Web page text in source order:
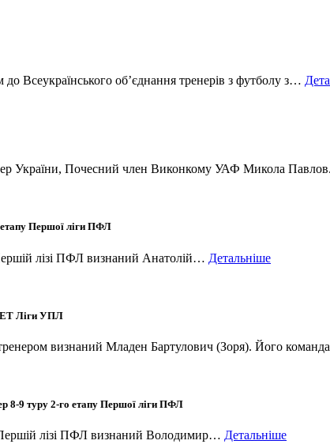
Всеукраїнського об’єднання тренерів з футболу з…
України, Почесний член Виконкому УАФ Микола
етапу Першої ліги ПФЛ
лізі ПФЛ визнаний Анатолій… Детальніше
Ліги УПЛ
визнаний Младен Бартулович (Зоря). Його
8-9 туру 2-го етапу Першої ліги ПФЛ
лізі ПФЛ визнаний Володимир… Детальніше